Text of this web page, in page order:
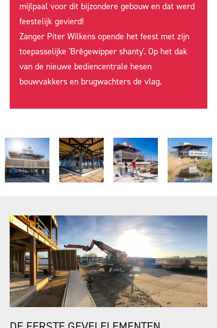
mijlpaal voor dit bijzondere gebouw en dat werd
feestelijk gevierd!
Zanger Piter Wilkens opende het feest met zijn
toepasselijke 'Brêgewipper shanty'. Op het dak
van de nieuwe bediencentrale hesen
bouwvakkers en brugwachters de vlag.